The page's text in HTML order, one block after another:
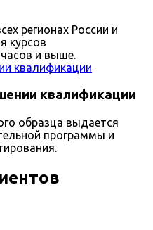
регионах России и
курсов
и выше.
квалификации
образца выдается
программы и